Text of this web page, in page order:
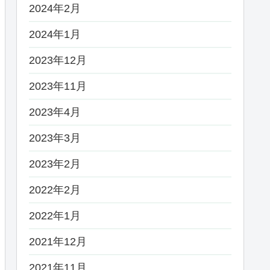
2024年2月
2024年1月
2023年12月
2023年11月
2023年4月
2023年3月
2023年2月
2022年2月
2022年1月
2021年12月